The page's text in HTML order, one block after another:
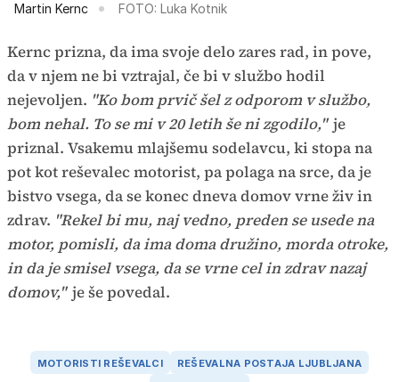
Martin Kernc FOTO: Luka Kotnik
Kernc prizna, da ima svoje delo zares rad, in pove,
da v njem ne bi vztrajal, če bi v službo hodil
nejevoljen. "Ko bom prvič šel z odporom v službo,
bom nehal. To se mi v 20 letih še ni zgodilo," je
priznal. Vsakemu mlajšemu sodelavcu, ki stopa na
pot kot reševalec motorist, pa polaga na srce, da je
bistvo vsega, da se konec dneva domov vrne živ in
zdrav. "Rekel bi mu, naj vedno, preden se usede na
motor, pomisli, da ima doma družino, morda otroke,
in da je smisel vsega, da se vrne cel in zdrav nazaj
domov," je še povedal.
MOTORISTI REŠEVALCI
REŠEVALNA POSTAJA LJUBLJANA